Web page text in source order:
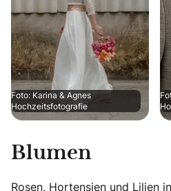
Foto: Karina & Agnes
Hochzeitsfotografie
Blumen
Rosen, Hortensien und Lilien